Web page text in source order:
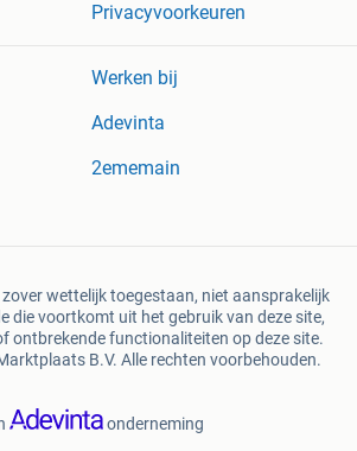
Privacyvoorkeuren
Werken bij
Adevinta
2ememain
wettelijk toegestaan, niet aansprakelijk
die voortkomt uit het gebruik van deze site,
ontbrekende functionaliteiten op deze site.
B.V. Alle rechten voorbehouden.
onderneming